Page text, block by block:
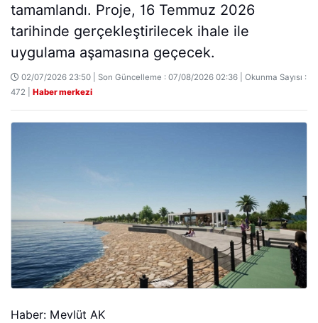
tamamlandı. Proje, 16 Temmuz 2026
tarihinde gerçekleştirilecek ihale ile
uygulama aşamasına geçecek.
02/07/2026 23:50 | Son Güncelleme : 07/08/2026 02:36 | Okunma Sayısı :
472 | Haber merkezi
Haber: Mevlüt AK